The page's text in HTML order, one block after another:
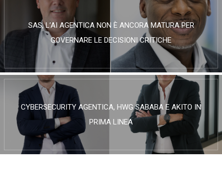
SAS, L’AI AGENTICA NON È ANCORA MATURA PER
GOVERNARE LE DECISIONI CRITICHE
CYBERSECURITY AGENTICA, HWG SABABA E AKITO IN
PRIMA LINEA